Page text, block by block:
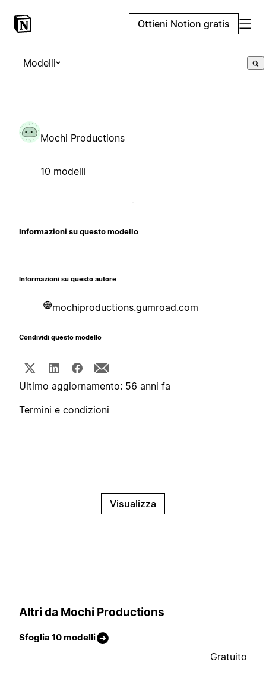
Ottieni Notion gratis
Modelli
Mochi Productions
10 modelli
Informazioni su questo modello
Informazioni su questo autore
mochiproductions.gumroad.com
Condividi questo modello
Ultimo aggiornamento: 56 anni fa
Termini e condizioni
Visualizza
Altri da Mochi Productions
Sfoglia 10 modelli
Gratuito